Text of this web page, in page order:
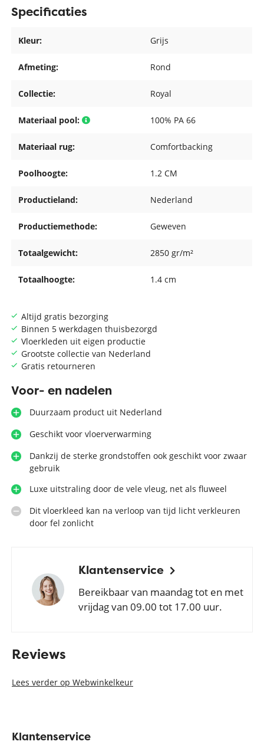
Altijd gratis bezorging
Binnen 5 werkdagen thuisbezorgd
Vloerkleden uit eigen productie
Grootste collectie van Nederland
Gratis retourneren
Voor- en nadelen
Duurzaam product uit Nederland
Geschikt voor vloerverwarming
Dankzij de sterke grondstoffen ook geschikt voor zwaar
gebruik
Luxe uitstraling door de vele vleug, net als fluweel
Dit vloerkleed kan na verloop van tijd licht verkleuren
door fel zonlicht
Klantenservice
Bereikbaar van maandag tot en met
vrijdag van 09.00 tot 17.00 uur.
Specificaties
Kleur: Grijs
Afmeting: Rond
Collectie: Royal
Materiaal pool: 100% PA 66
Materiaal rug: Comfortbacking
Poolhoogte: 1.2 CM
Productieland: Nederland
Productiemethode: Geweven
Totaalgewicht: 2850 gr/m²
Totaalhoogte: 1.4 cm
Reviews
Lees verder op Webwinkelkeur
Klantenservice